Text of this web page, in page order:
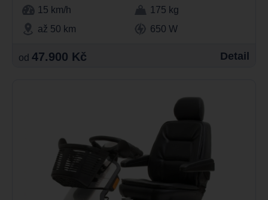
15 km/h
175 kg
až 50 km
650 W
od 47.900 Kč Detail